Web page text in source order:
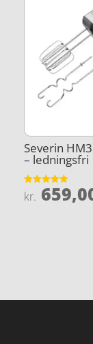
Severin
– ledningsfri
Vurderet
5
kr.